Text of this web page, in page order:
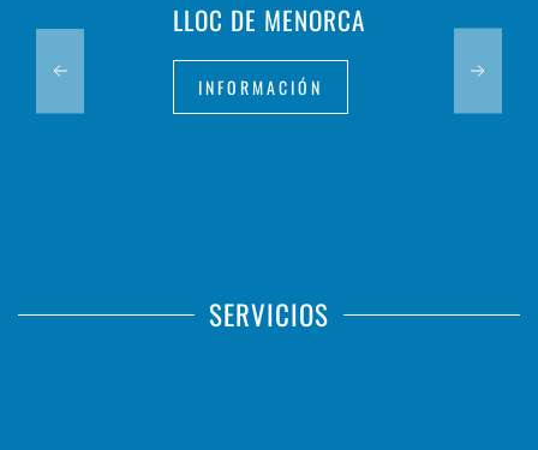
LLOC DE MENORCA
INFORMACIÓN
SERVICIOS